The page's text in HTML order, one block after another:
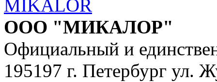
ООО "МИКАЛОР"
Официальный и
195197 г. Петербург ул.